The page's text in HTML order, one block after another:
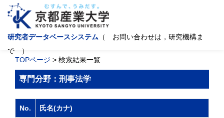
研究者データベースシステム （ お問い合わせは，研究機構ま
で ）
TOPページ > 検索結果一覧
専門分野：刑事法学
No. 氏名(カナ)